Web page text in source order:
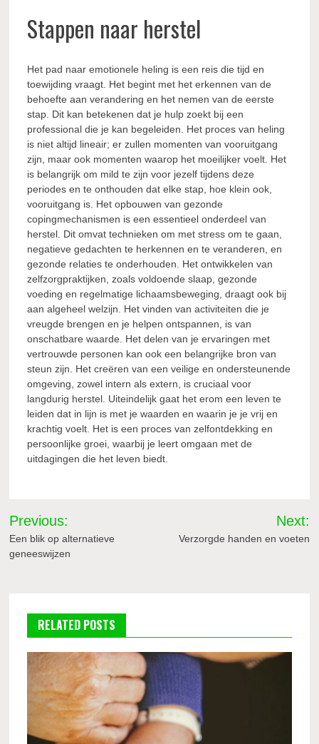
Stappen naar herstel
Het pad naar emotionele heling is een reis die tijd en
toewijding vraagt. Het begint met het erkennen van de
behoefte aan verandering en het nemen van de eerste
stap. Dit kan betekenen dat je hulp zoekt bij een
professional die je kan begeleiden. Het proces van heling
is niet altijd lineair; er zullen momenten van vooruitgang
zijn, maar ook momenten waarop het moeilijker voelt. Het
is belangrijk om mild te zijn voor jezelf tijdens deze
periodes en te onthouden dat elke stap, hoe klein ook,
vooruitgang is. Het opbouwen van gezonde
copingmechanismen is een essentieel onderdeel van
herstel. Dit omvat technieken om met stress om te gaan,
negatieve gedachten te herkennen en te veranderen, en
gezonde relaties te onderhouden. Het ontwikkelen van
zelfzorgpraktijken, zoals voldoende slaap, gezonde
voeding en regelmatige lichaamsbeweging, draagt ook bij
aan algeheel welzijn. Het vinden van activiteiten die je
vreugde brengen en je helpen ontspannen, is van
onschatbare waarde. Het delen van je ervaringen met
vertrouwde personen kan ook een belangrijke bron van
steun zijn. Het creëren van een veilige en ondersteunende
omgeving, zowel intern als extern, is cruciaal voor
langdurig herstel. Uiteindelijk gaat het erom een leven te
leiden dat in lijn is met je waarden en waarin je je vrij en
krachtig voelt. Het is een proces van zelfontdekking en
persoonlijke groei, waarbij je leert omgaan met de
uitdagingen die het leven biedt.
Bericht
navigatie
Previous:
Een blik op alternatieve
geneeswijzen
Next:
Verzorgde handen en voeten
RELATED POSTS